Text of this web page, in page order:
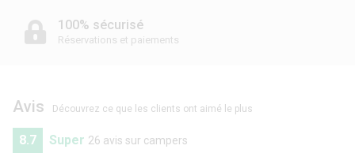
100% sécurisé
Réservations et paiements
Avis Découvrez ce que les clients ont aimé le plus
8.7 Super 26 avis sur campers